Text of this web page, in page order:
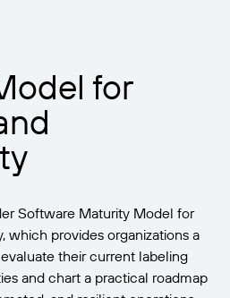
cloud
de l’incertitude :
par les risques
des pilotes
Offrez plus à vos clients.
Contacter le
service
commercial
for
Software Maturity Model for
which provides organizations a
their current labeling
and chart a practical roadmap